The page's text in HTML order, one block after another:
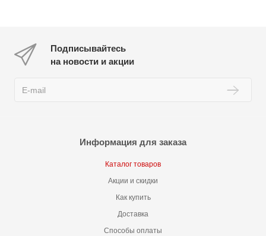
Подписывайтесь
на новости и акции
Информация для заказа
Каталог товаров
Акции и скидки
Как купить
Доставка
Способы оплаты